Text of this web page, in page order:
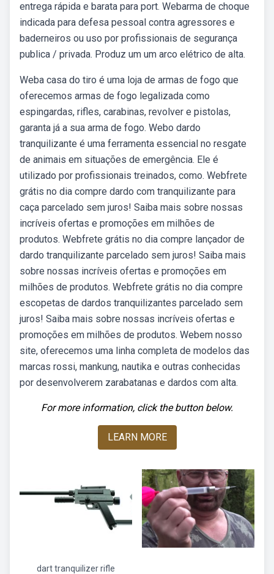
entrega rápida e barata para port. Webarma de choque
indicada para defesa pessoal contra agressores e
baderneiros ou uso por profissionais de segurança
publica / privada. Produz um um arco elétrico de alta.
Weba casa do tiro é uma loja de armas de fogo que
oferecemos armas de fogo legalizada como
espingardas, rifles, carabinas, revolver e pistolas,
garanta já a sua arma de fogo. Webo dardo
tranquilizante é uma ferramenta essencial no resgate
de animais em situações de emergência. Ele é
utilizado por profissionais treinados, como. Webfrete
grátis no dia compre dardo com tranquilizante para
caça parcelado sem juros! Saiba mais sobre nossas
incríveis ofertas e promoções em milhões de
produtos. Webfrete grátis no dia compre lançador de
dardo tranquilizante parcelado sem juros! Saiba mais
sobre nossas incríveis ofertas e promoções em
milhões de produtos. Webfrete grátis no dia compre
escopetas de dardos tranquilizantes parcelado sem
juros! Saiba mais sobre nossas incríveis ofertas e
promoções em milhões de produtos. Webem nosso
site, oferecemos uma linha completa de modelos das
marcas rossi, mankung, nautika e outras conhecidas
por desenvolverem zarabatanas e dardos com alta.
For more information, click the button below.
LEARN MORE
dart tranquilizer rifle